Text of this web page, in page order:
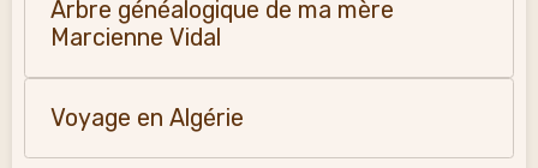
Arbre généalogique de ma mère
Marcienne Vidal
Voyage en Algérie